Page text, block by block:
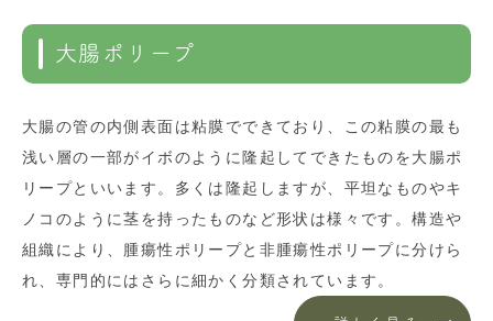
大腸ポリープ
大腸の管の内側表面は粘膜でできており、この粘膜の最も
浅い層の一部がイボのように隆起してできたものを大腸ポ
リープといいます。多くは隆起しますが、平坦なものやキ
ノコのように茎を持ったものなど形状は様々です。構造や
組織により、腫瘍性ポリープと非腫瘍性ポリープに分けら
れ、専門的にはさらに細かく分類されています。